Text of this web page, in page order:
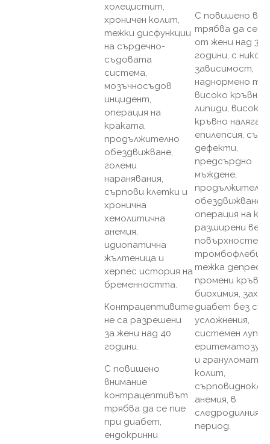
холецистит,
хроничен колит,
тежки дисфункции
на сърдечно-
съдовата
система,
мозъчносъдов
инцидент,
операция на
краката,
продължително
обездвижване,
големи
наранявания,
сърпови клетки и
хронична
хемолитична
анемия,
идиопатична
жълтеница и
херпес история на
бременността.
Контрацептивите
не са разрешени
за жени над 40
години.
С повишено
внимание
контрацептивът
трябва да се пие
при диабет,
ендокринни
С повишено
трябва да се
от жени над 35
години, с
зависимост,
наднормено
високо кръвно
липиди, високо
кръвно
епилепсия,
дефекти,
предсърдно
мъждене,
продължително
обездвижване,
операция на
разширени
повърхностен
тромбофлебит,
тежка
промени кръвна
биохимия,
диабет без
усложнения,
системен лупус
еритематозус,
и
колит,
анемия, в
следродилния
период.